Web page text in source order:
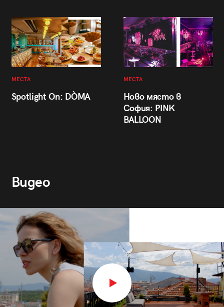
МЕСТА
Spotlight On: DÒMA
МЕСТА
Ново място в
София: PINK
BALLOON
Видео